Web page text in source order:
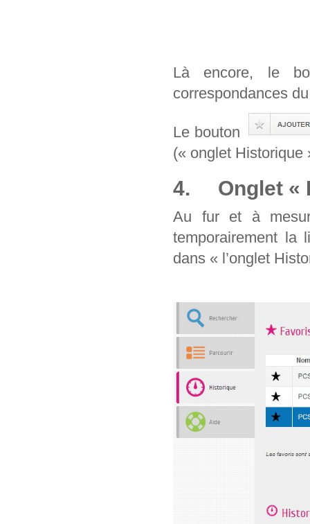
Là encore, le
correspondances
Le bouton
(« onglet Historique
4. Onglet «
Au fur et à
temporairement la
dans « l’onglet